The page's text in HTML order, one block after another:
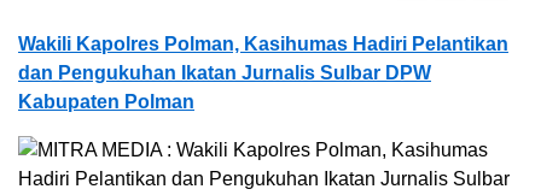
Wakili Kapolres Polman, Kasihumas Hadiri Pelantikan
dan Pengukuhan Ikatan Jurnalis Sulbar DPW
Kabupaten Polman